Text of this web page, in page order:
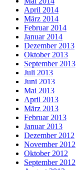
April 2014
März 2014
Februar 2014
Januar 2014
Dezember 2013
Oktober 2013
September 2013
Juli 2013
Juni 2013
Mai 2013
April 2013
März 2013
Februar 2013
Januar 2013
Dezember 2012
November 2012
Oktober 2012
September 2012